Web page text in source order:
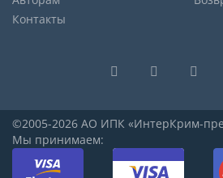
Контакты
©2005-2026 АО ИПК «ИнтерКрим-
Мы принимаем: